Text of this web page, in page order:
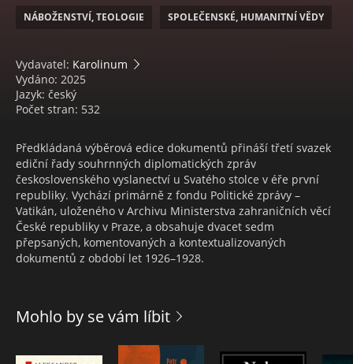
NÁBOŽENSTVÍ, TEOLOGIE SPOLEČENSKÉ, HUMANITNÍ VĚDY
Vydavatel: Karolinum
Vydáno: 2025
Jazyk: český
Počet stran: 532
Předkládaná výběrová edice dokumentů přináší třetí svazek
ediční řady souhrnných diplomatických zpráv
československého vyslanectví u Svatého stolce v éře první
republiky. Vychází primárně z fondu Politické zprávy –
Vatikán, uloženého v Archivu Ministerstva zahraničních věcí
České republiky v Praze, a obsahuje dvacet sedm
přepsaných, komentovaných a kontextualizovaných
dokumentů z období let 1926–1928.
Mohlo by se vám líbit